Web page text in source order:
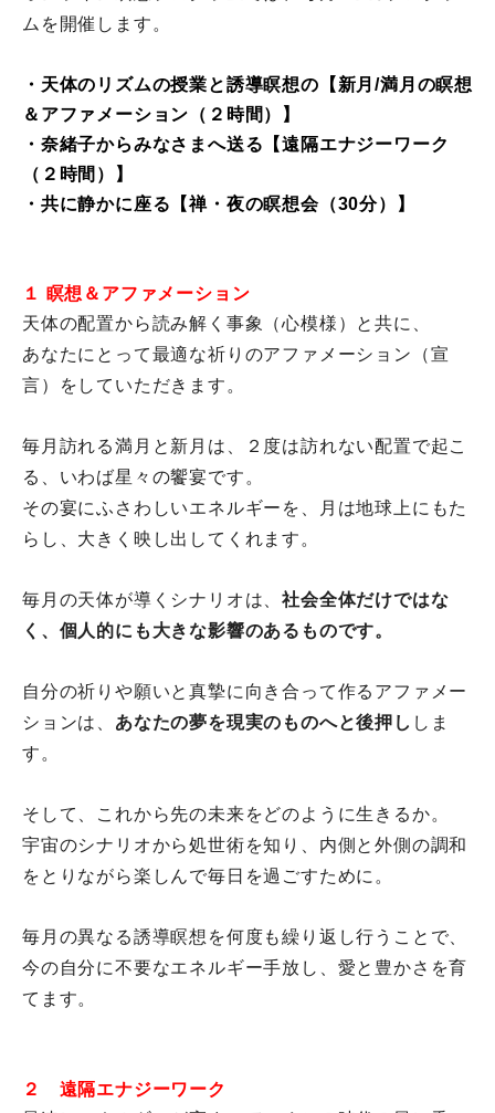
ムを開催します。
・天体のリズムの授業と誘導瞑想の【新月/満月の瞑想
＆ アファメーション（ ２時間 ）】
・奈緒子からみなさまへ送る【遠隔エナジーワーク
（２時間）】
・共に静かに座る【禅・夜の瞑想会（30分）】
１ 瞑想＆アファメーション
天体の配置から読み解く事象（心模様）と共に、
あなたにとって最適な祈りのアファメーション（宣
言）
をしていただきます。
毎月訪れる満月と新月は、２度は訪れない配置で起こ
る、 いわば星々の饗宴です。
その宴にふさわしいエネルギーを、月は地球上にもた
らし、 大きく映し出してくれます。
毎月の天体が導くシナリオは、社会全体だけではな
く、 個人的にも大きな影響のあるものです。
自分の祈りや願いと真摯に向き合って作るアファメー
ションは、 あなたの夢を現実のものへと後押し しま
す。
そして、これから先の未来をどのように生きるか。
宇宙のシナリオから処世術を知り、 内側と外側の調和
をとりながら楽しんで毎日を過ごすために。
毎月の異なる誘導瞑想を何度も繰り返し行うことで、
今の自分に不要なエネルギー手放し、愛と豊かさを育
てます。
２ 遠隔エナジーワーク